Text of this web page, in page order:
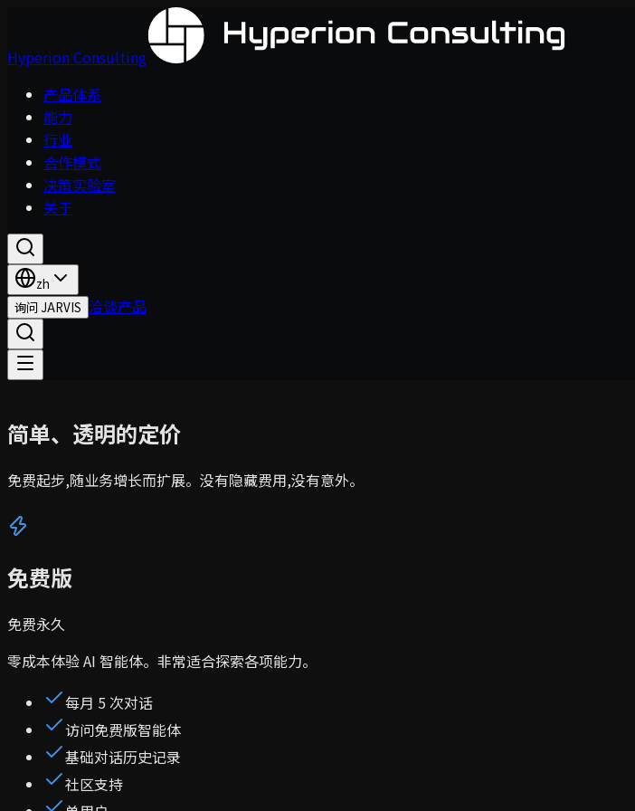
Hyperion Consulting
产品体系
能力
行业
合作模式
决策实验室
关于
zh
询问 JARVIS 洽谈产品
简单、透明的定价
免费起步,随业务增长而扩展。没有隐藏费用,没有意外。
免费版
免费永久
零成本体验 AI 智能体。非常适合探索各项能力。
每月 5 次对话
访问免费版智能体
基础对话历史记录
社区支持